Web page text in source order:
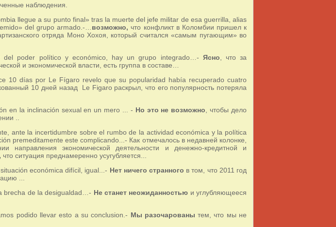
наблюдения.
llegue a su punto final» tras la muerte del jefe militar de esa guerrilla, alias
del grupo armado.-… возможно, что конфликт в Коломбии пришел к
отряда Моно Хохоя, который считался «самым пугающим» во
poder político y económico, hay un grupo integrado…- Ясно , что за
и экономической власти, есть группа в составе…
10 días por Le Fígaro revelo que su popularidad había recuperado cuatro
10 дней назад Le Figaro раскрыл, что его популярность потеряла
en la inclinación sexual en un mero ... - Но это не возможно , чтобы дело
..
ante la incertidumbre sobre el rumbo de la actividad económica y la política
premeditamente este complicando...- Как отмечалось в недавней колонке,
направления экономической деятельности и денежно-кредитной и
что ситуация преднамеренно усугубляется...
económica difícil, igual...- Нет ничего странного в том, что 2011 год
...
brecha de la desigualdad…- Не станет неожиданностью и углубляющееся
podido llevar esto a su conclusion.- Мы разочарованы тем, что мы не